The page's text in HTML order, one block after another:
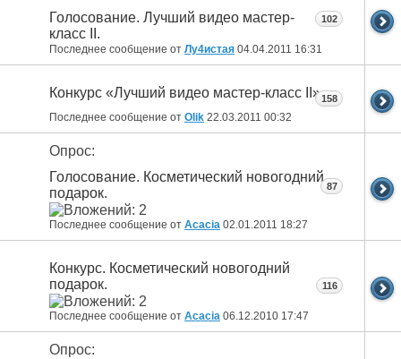
Голосование. Лучший видео мастер-
класс II.
Последнее сообщение от Лу4истая 04.04.2011 16:31
102
Конкурс «Лучший видео мастер-класс II»
Последнее сообщение от Olik 22.03.2011 00:32
158
Опрос:
Голосование. Косметический новогодний
подарок.
Последнее сообщение от Acacia 02.01.2011 18:27
87
Конкурс. Косметический новогодний
подарок.
Последнее сообщение от Acacia 06.12.2010 17:47
116
Опрос: